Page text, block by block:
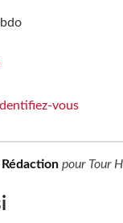
Identifiez-vous
Rédaction pour Tour